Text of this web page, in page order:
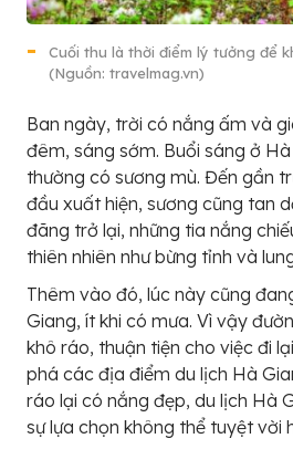
Cuối thu là thời điểm lý tưởng để
(Nguồn: travelmag.vn)
Ban ngày, trời có nắng ấm và
đêm, sáng sớm. Buổi sáng ở
thường có sương mù. Đến gần
đầu xuất hiện, sương cũng tan
đãng trở lại, những tia nắng
thiên nhiên như bừng tỉnh và
Thêm vào đó, lúc này cũng
Giang, ít khi có mưa. Vì vậy
khô ráo, thuận tiện cho việc đi
phá các địa điểm du lịch Hà
ráo lại có nắng đẹp, du lịch Hà
sự lựa chọn không thể tuyệt vời